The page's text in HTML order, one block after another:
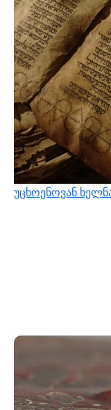
უცხოენოვან